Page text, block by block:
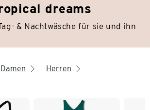
dreams
& Nachtwäsche für sie und ihn
Damen arrow_right Herren arrow_right